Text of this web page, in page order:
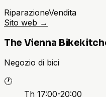
RiparazioneVendita
Sito web →
The Vienna
Negozio di bici
🕐
Th 17:00-20:00